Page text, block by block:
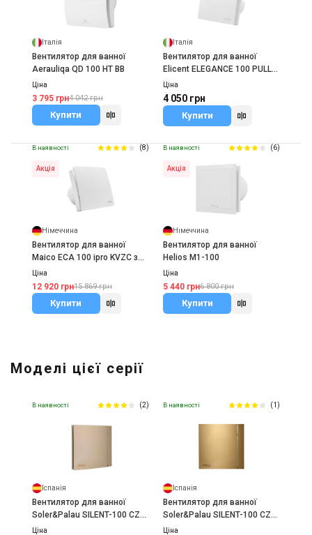
Італія
Вентилятор для ванної
Aerauliqa QD 100 HT BB
Ціна
3 795 грн4 042 грн
Купити
Італія
Вентилятор для ванної
Elicent ELEGANCE 100 PULL
CORD
Ціна
4 050 грн
Купити
В наявності (8)
Акція
Німеччина
Вентилятор для ванної
Maico ECA 100 ipro KVZC з
таймером
Ціна
12 920 грн15 869 грн
Купити
В наявності (6)
Акція
Німеччина
Вентилятор для ванної
Helios M1-100
Ціна
5 440 грн6 800 грн
Купити
Моделі цієї серії
В наявності (2)
Іспанія
Вентилятор для ванної
Soler&Palau SILENT-100 CZ
CHAMPAGNE DESIGN 4C
Ціна
В наявності (1)
Іспанія
Вентилятор для ванної
Soler&Palau SILENT-100 CZ
GOLD DESIGN-4C
Ціна